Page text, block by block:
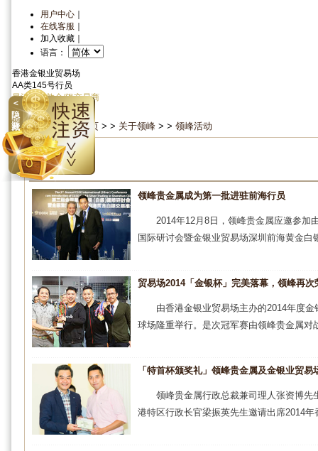
用户中心
在线客服
加入收藏
语言：
香港金银业贸易场
AA类145号行员
最活跃伦敦金/银交易商
资金安全 信心保证
当前位置：首 页 > > 关于领峰 > > 领峰活动
领峰活动
领峰贵金属成为第一批进驻前海行员
2014年12月8日，领峰贵金属应邀参加
国际研讨会暨金银业贸易场深圳前海黄金白
贸易场2014「金银杯」完美落幕，领峰再次
由香港金银业贸易场主办的2014年度
球场隆重举行。是次冠军赛由领峰贵金属
「特首杯颁奖礼」领峰贵金属及金银业贸
领峰贵金属行政总裁兼司理人张资博
港特区行政长官梁振英先生邀请出席2014
＜
隐
藏